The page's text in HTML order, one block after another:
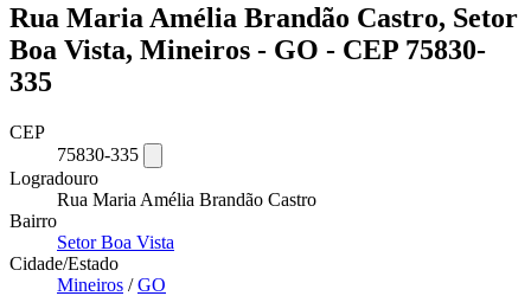
Rua Maria Amélia Brandão Castro, Setor
Boa Vista, Mineiros - GO - CEP 75830-
335
CEP
75830-335
Logradouro
Rua Maria Amélia Brandão Castro
Bairro
Setor Boa Vista
Cidade/Estado
Mineiros /GO